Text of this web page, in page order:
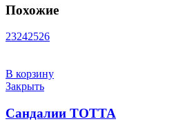
Похожие
23242526
В корзину
Закрыть
Сандалии ТОТТА